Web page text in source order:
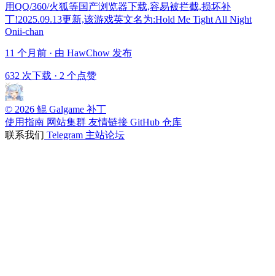
用QQ/360/火狐等国产浏览器下载,容易被拦截,损坏补
丁!2025.09.13更新,该游戏英文名为:Hold Me Tight All Night
Onii-chan
11 个月前 · 由 HawChow 发布
632 次下载 · 2 个点赞
© 2026 鲲 Galgame 补丁
使用指南 网站集群 友情链接 GitHub 仓库
联系我们 Telegram 主站论坛